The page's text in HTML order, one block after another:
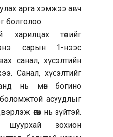
арга хэмжээ авч
болголоо.
харилцах төвийг
энэ сарын 1-нээс
санал, хүсэлтийн
Санал, хүсэлтийг
нь мөн богино
асуудлыг
өгөх нь зүйтэй.
зохион